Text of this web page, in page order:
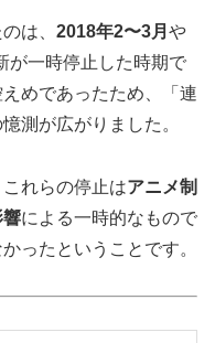
は、 2018年2〜3月 や
が一時停止した時期で
めであったため、「連
測が広がりました。
れらの停止はアニメ制
響による一時的なもので
ったということです。